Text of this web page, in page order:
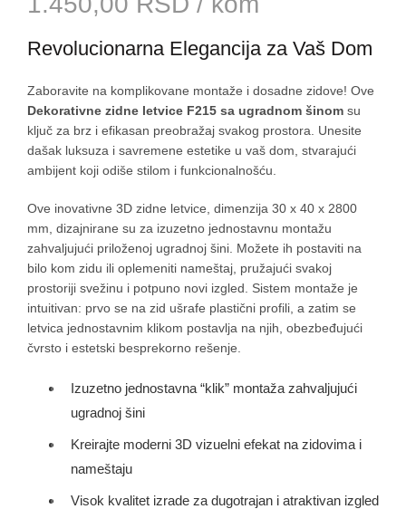
Revolucionarna Elegancija za Vaš Dom
Zaboravite na komplikovane montaže i dosadne zidove! Ove
Dekorativne zidne letvice F215 sa ugradnom šinom su
ključ za brz i efikasan preobražaj svakog prostora. Unesite
dašak luksuza i savremene estetike u vaš dom, stvarajući
ambijent koji odiše stilom i funkcionalnošću.
Ove inovativne 3D zidne letvice, dimenzija 30 x 40 x 2800
mm, dizajnirane su za izuzetno jednostavnu montažu
zahvaljujući priloženoj ugradnoj šini. Možete ih postaviti na
bilo kom zidu ili oplemeniti nameštaj, pružajući svakoj
prostoriji svežinu i potpuno novi izgled. Sistem montaže je
intuitivan: prvo se na zid ušrafe plastični profili, a zatim se
letvica jednostavnim klikom postavlja na njih, obezbeđujući
čvrsto i estetski besprekorno rešenje.
Izuzetno jednostavna “klik” montaža zahvaljujući
ugradnoj šini
Kreirajte moderni 3D vizuelni efekat na zidovima i
nameštaju
Visok kvalitet izrade za dugotrajan i atraktivan izgled